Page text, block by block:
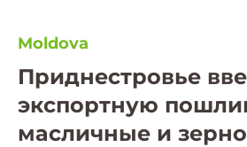
Moldova
Приднестровье
экспортную
масличные и